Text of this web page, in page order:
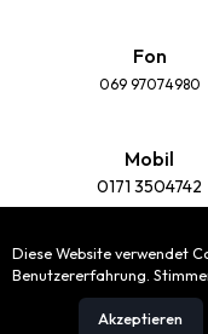
Fon
069 97074980
Mobil
0171 3504742
Taxischule
Diese Website verwendet
Benutzererfahrung.
Akzeptieren